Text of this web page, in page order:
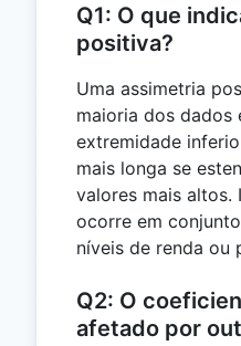
Q1: O que
positiva?
Uma assimetria
maioria dos dados
extremidade
mais longa se
valores mais altos.
ocorre em
níveis de renda ou
Q2: O
afetado por